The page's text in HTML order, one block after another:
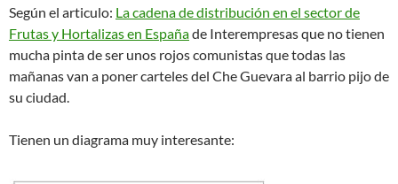
Según el articulo: La cadena de distribución en el sector de
Frutas y Hortalizas en Españade Interempresas que no tienen
mucha pinta de ser unos rojos comunistas que todas las
mañanas van a poner carteles del Che Guevara al barrio pijo de
su ciudad.
Tienen un diagrama muy interesante: